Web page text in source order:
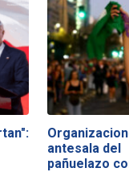
antesala del
pañuelazo